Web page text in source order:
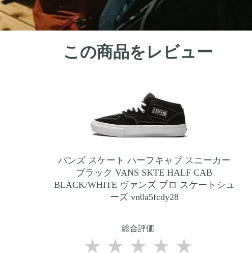
この商品をレビュー
バンズ スケート ハーフキャブ スニーカー
ブラック VANS SKTE HALF CAB
BLACK/WHITE ヴァンズ プロ スケートシュ
ーズ vn0a5fcdy28
総合評価
★
★
★
★
★